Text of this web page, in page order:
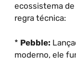
ecossistema
regra técnica:
* Pebble:
moderno, ele